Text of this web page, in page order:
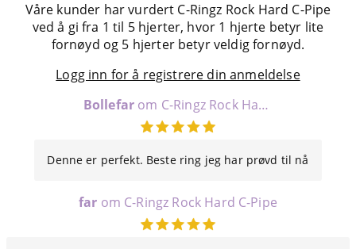
Våre kunder har vurdert C-Ringz Rock Hard C-Pipe
ved å gi fra 1 til 5 hjerter, hvor 1 hjerte betyr lite
fornøyd og 5 hjerter betyr veldig fornøyd.
Logg inn for å registrere din anmeldelse
Bollefar om C-Ringz Rock Hard C-Pipe
Denne er perfekt. Beste ring jeg har prøvd til nå
far om C-Ringz Rock Hard C-Pipe